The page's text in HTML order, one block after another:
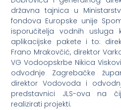
državna tajnica u
fondova Europske unije
isporučitelja vodnih usluga
aplikacijske pakete i to:
Frano Mrakovčić, direktor
VG Vodoopskrbe Nikica
odvodnje Zagrebačke
direktor Vodovoda i
predstavnici JLS-ova na
realizirati projekti.